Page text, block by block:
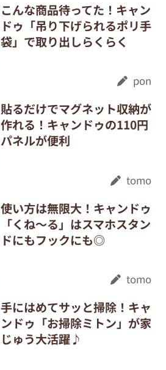
こんな商品待ってた！キャン
ドゥ「吊り下げられるポリ手
袋」で取り出しらくらく
pon
貼るだけでマグネット収納が
作れる！キャンドゥの110円
パネルが便利
tomo
使い方は無限大！キャンドゥ
「くね～る」はスマホスタン
ドにもフックにも◎
tomo
手にはめてサッと掃除！キャ
ンドゥ「お掃除ミトン」が家
じゅう大活躍♪